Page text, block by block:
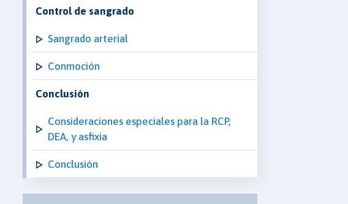
Control de sangrado
Sangrado arterial
Conmoción
Conclusión
Consideraciones especiales para la RCP,
DEA, y asfixia
Conclusión